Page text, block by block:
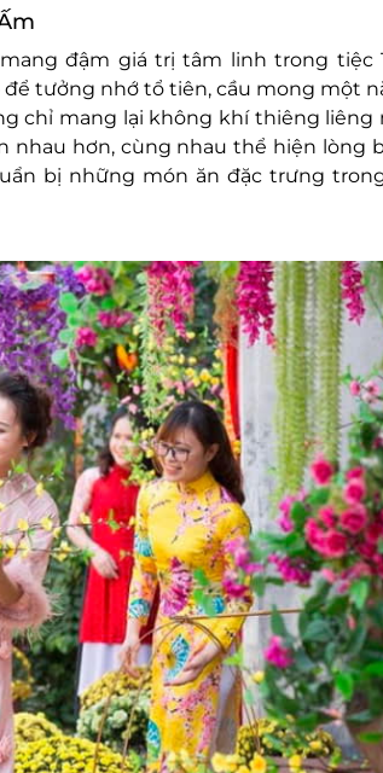
đậm giá trị tâm linh trong tiệc
tưởng nhớ tổ tiên, cầu mong một
chỉ mang lại không khí thiêng liêng
nhau hơn, cùng nhau thể hiện lòng
bị những món ăn đặc trưng